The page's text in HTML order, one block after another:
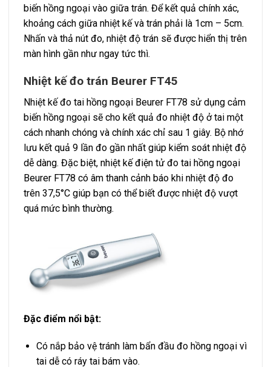
biến hồng ngoại vào giữa trán. Để kết quả chính xác,
khoảng cách giữa nhiệt kế và trán phải là 1cm – 5cm.
Nhấn và thả nút đo, nhiệt độ trán sẽ được hiển thị trên
màn hình gần như ngay tức thì.
Nhiệt kế đo trán Beurer FT45
Nhiệt kế đo tai hồng ngoại Beurer FT78 sử dụng cảm
biến hồng ngoại sẽ cho kết quả đo nhiệt độ ở tai một
cách nhanh chóng và chính xác chỉ sau 1 giây. Bộ nhớ
lưu kết quả 9 lần đo gần nhất giúp kiểm soát nhiệt độ
dễ dàng. Đặc biệt, nhiệt kế điện tử đo tai hồng ngoại
Beurer FT78 có âm thanh cảnh báo khi nhiệt độ đo
trên 37,5°C giúp bạn có thể biết được nhiệt độ vượt
quá mức bình thường.
Đặc điểm nổi bật:
Có nắp bảo vệ tránh làm bẩn đầu đo hồng ngoại vì
tai dễ có ráy tai bám vào.